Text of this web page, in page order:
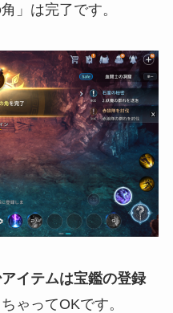
」は完了です。
イテムは宝鑑の登録
ゃってOKです。